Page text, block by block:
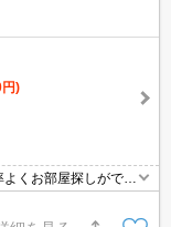
円)
くお部屋探しができ
が大変。。そんな時
へお任せくださ